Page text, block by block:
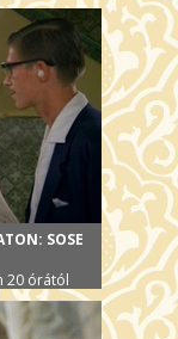
SOSE
20 órától